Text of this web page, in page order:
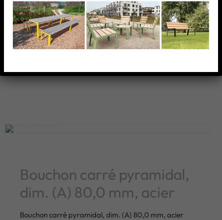
Bouchon massif et moleté, diam.(A) 42,4 x 4,0 mm,
AISI 304 brossé
Bouchon carré pyramidal,
dim. (A) 80,0 mm, acier
Bouchon carré pyramidal, dim. (A) 80,0 mm, acier